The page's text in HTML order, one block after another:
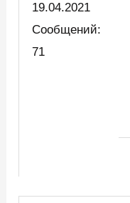
19.04.2021
Сообщений:
71